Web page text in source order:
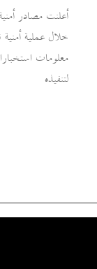
خلال عملية أمنية
معلومات
لتنفيذه